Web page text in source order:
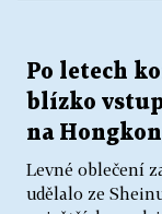
Po letech
blízko
na
Levné oblečení
udělalo ze